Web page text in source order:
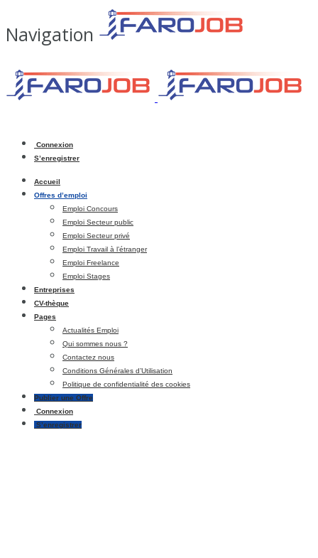
Navigation
Connexion
S’enregistrer
Accueil
Offres d’emploi
Emploi Concours
Emploi Secteur public
Emploi Secteur privé
Emploi Travail à l’étranger
Emploi Freelance
Emploi Stages
Entreprises
CV-thèque
Pages
Actualités Emploi
Qui sommes nous ?
Contactez nous
Conditions Générales d’Utilisation
Politique de confidentialité des cookies
Publier une Offre
Connexion
S’enregistrer